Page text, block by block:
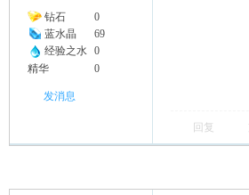
钻石
0
蓝水晶
69
经验之水 0
精华
0
发消息
回复